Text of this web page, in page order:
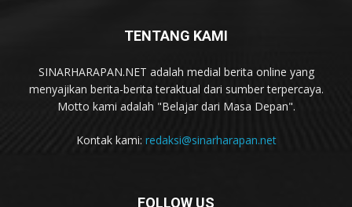
TENTANG KAMI
SINARHARAPAN.NET adalah medial berita online yang
menyajikan berita-berita teraktual dari sumber terpercaya.
Motto kami adalah "Belajar dari Masa Depan".
Kontak kami: redaksi@sinarharapan.net
FOLLOW US